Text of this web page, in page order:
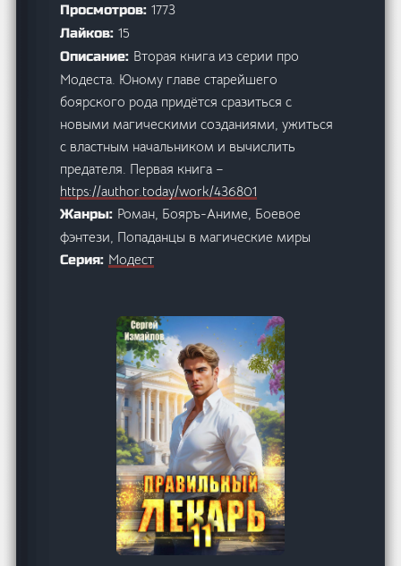
Просмотров:1773
Лайков:15
Описание: Вторая книга из серии про
Модеста. Юному главе старейшего
боярского рода придётся сразиться с
новыми магическими созданиями, ужиться
с властным начальником и вычислить
предателя. Первая книга –
https://author.today/work/436801
Жанры: Роман, Бояръ-Аниме, Боевое
фэнтези, Попаданцы в магические миры
Серия: Модест